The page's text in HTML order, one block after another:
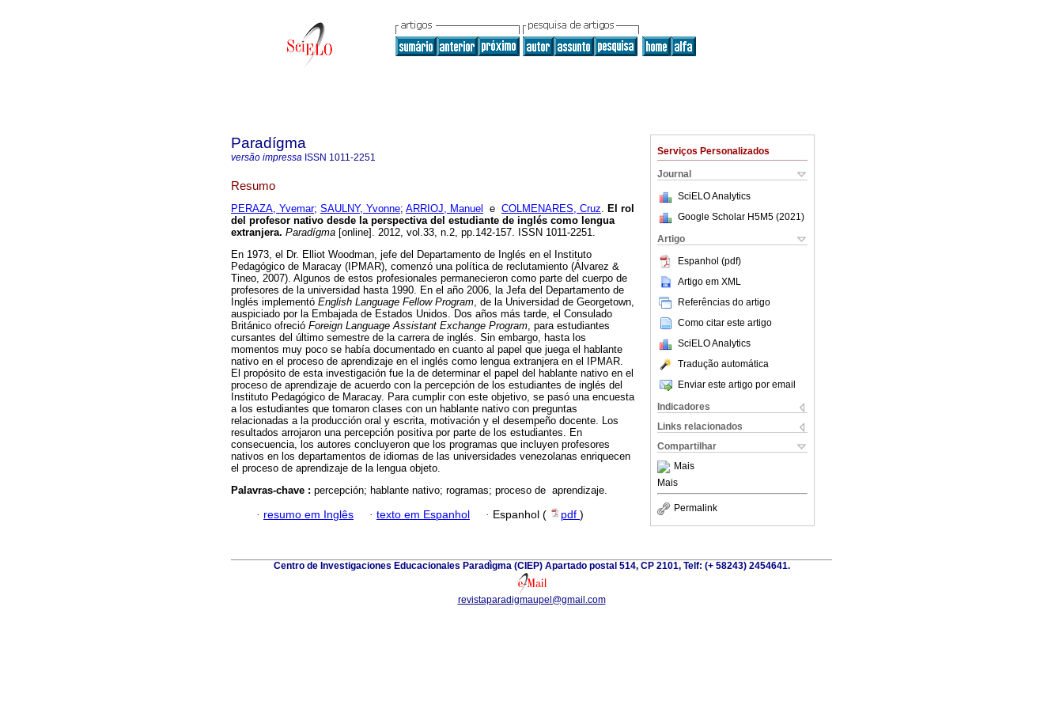
Serviços Personalizados
Journal
SciELO Analytics
Google Scholar H5M5 (2021 )
Artigo
Espanhol (pdf)
Artigo em XML
Referências do artigo
Como citar este artigo
SciELO Analytics
Tradução automática
Enviar este artigo por email
Indicadores
Links relacionados
Compartilhar
Mais
Mais
Permalink
Paradígma
versão impressa ISSN 1011-2251
Resumo
PERAZA, Yvemar; SAULNY, Yvonne; ARRIOJ, Manuel e COLMENARES, Cruz. El rol
del profesor nativo desde la perspectiva del estudiante de inglés como lengua
extranjera. Paradígma [online]. 2012, vol.33, n.2, pp.142-157. ISSN 1011-2251.
En 1973, el Dr. Elliot Woodman, jefe del Departamento de Inglés en el Instituto
Pedagógico de Maracay (IPMAR), comenzó una política de reclutamiento (Álvarez &
Tineo, 2007). Algunos de estos profesionales permanecieron como parte del cuerpo de
profesores de la universidad hasta 1990. En el año 2006, la Jefa del Departamento de
Inglés implementó English Language Fellow Program, de la Universidad de Georgetown,
auspiciado por la Embajada de Estados Unidos. Dos años más tarde, el Consulado
Británico ofreció Foreign Language Assistant Exchange Program, para estudiantes
cursantes del último semestre de la carrera de inglés. Sin embargo, hasta los
momentos muy poco se había documentado en cuanto al papel que juega el hablante
nativo en el proceso de aprendizaje en el inglés como lengua extranjera en el IPMAR.
El propósito de esta investigación fue la de determinar el papel del hablante nativo en el
proceso de aprendizaje de acuerdo con la percepción de los estudiantes de inglés del
Instituto Pedagógico de Maracay. Para cumplir con este objetivo, se pasó una encuesta
a los estudiantes que tomaron clases con un hablante nativo con preguntas
relacionadas a la producción oral y escrita, motivación y el desempeño docente. Los
resultados arrojaron una percepción positiva por parte de los estudiantes. En
consecuencia, los autores concluyeron que los programas que incluyen profesores
nativos en los departamentos de idiomas de las universidades venezolanas enriquecen
el proceso de aprendizaje de la lengua objeto.
Palavras-chave : percepción; hablante nativo; rogramas; proceso de aprendizaje.
· resumo em Inglês · texto em Espanhol · Espanhol ( pdf )
Centro de Investigaciones Educacionales Paradìgma (CIEP) Apartado postal 514, CP 2101, Telf: (+ 58243) 2454641.
revistaparadigmaupel@gmail.com